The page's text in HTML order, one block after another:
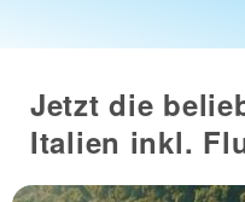
Jetzt die
Italien inkl.